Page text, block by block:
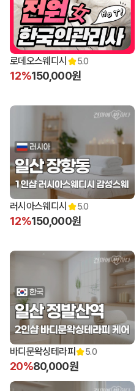
로데오스웨디시 5.0
12%150,000원
러시아스웨디시 5.0
12%150,000원
바디문왁싱테라피 5.0
20%80,000원